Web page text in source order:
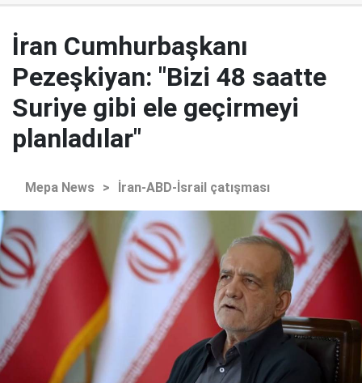
İran Cumhurbaşkanı
Pezeşkiyan: "Bizi 48 saatte
Suriye gibi ele geçirmeyi
planladılar"
Mepa News > İran-ABD-İsrail çatışması